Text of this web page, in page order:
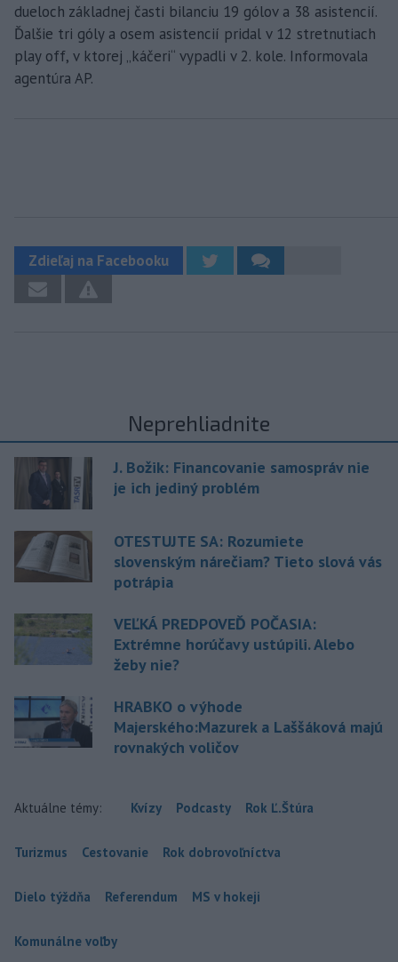
dueloch základnej časti bilanciu 19 gólov a 38 asistencií.
Ďalšie tri góly a osem asistencií pridal v 12 stretnutiach
play off, v ktorej „káčeri“ vypadli v 2. kole. Informovala
agentúra AP.
Zdieľaj na Facebooku
Neprehliadnite
J. Božik: Financovanie samospráv nie
je ich jediný problém
OTESTUJTE SA: Rozumiete
slovenským nárečiam? Tieto slová vás
potrápia
VEĽKÁ PREDPOVEĎ POČASIA:
Extrémne horúčavy ustúpili. Alebo
žeby nie?
HRABKO o výhode
Majerského:Mazurek a Laššáková majú
rovnakých voličov
Aktuálne témy: Kvízy Podcasty Rok Ľ.Štúra
Turizmus Cestovanie Rok dobrovoľníctva
Dielo týždňa Referendum MS v hokeji
Komunálne voľby